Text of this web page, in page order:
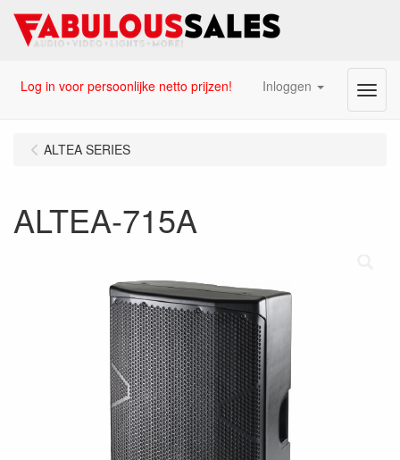
Log in voor persoonlijke netto prijzen! Inloggen Menu
ALTEA SERIES
ALTEA-715A